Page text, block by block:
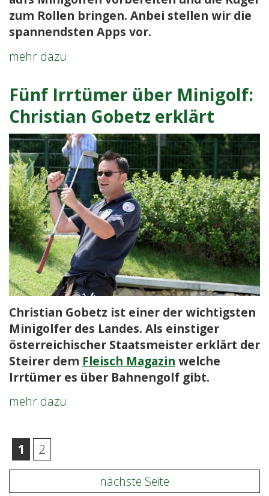
zum Rollen bringen. Anbei stellen wir die
spannendsten Apps vor.
mehr dazu
rund
ums
Minigolfen
Fünf Irrtümer über Minigolf:
Christian Gobetz erklärt
Christian Gobetz ist einer der wichtigsten
Minigolfer des Landes. Als einstiger
österreichischer Staatsmeister erklärt der
Steirer dem Fleisch Magazin welche
Irrtümer es über Bahnengolf gibt.
mehr dazu
Christian
Gobetz
1 2
nächste Seite